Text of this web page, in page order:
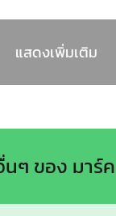
แสดงเพิ่มเติม
นๆ ของ มา